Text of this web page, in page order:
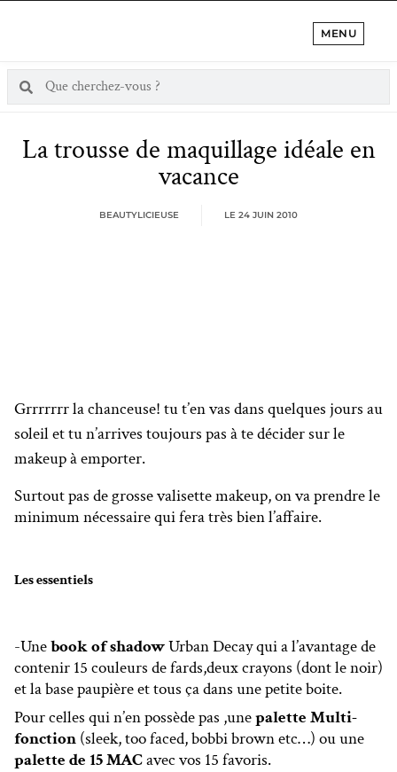
MENU
La trousse de maquillage idéale en
vacance
BEAUTYLICIEUSE LE 24 JUIN 2010
Grrrrrrr la chanceuse! tu t’en vas dans quelques jours au
soleil et tu n’arrives toujours pas à te décider sur le
makeup à emporter.
Surtout pas de grosse valisette makeup, on va prendre le
minimum nécessaire qui fera très bien l’affaire.
Les essentiels
-Unebook of shadowUrban Decay qui a l’avantage de
contenir 15 couleurs de fards,deux crayons (dont le noir)
et la base paupière et tous ça dans une petite boite.
Pour celles qui n’en possède pas ,unepalette Multi-
fonction (sleek, too faced, bobbi brown etc…) ou une
palette de 15 MACavec vos 15 favoris.